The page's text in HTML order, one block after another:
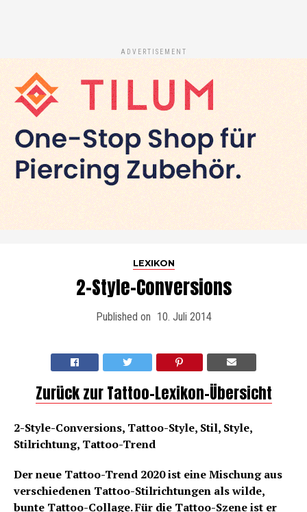
ADVERTISEMENT
LEXIKON
2-Style-Conversions
Published on 10. Juli 2014
Zurück zur Tattoo-Lexikon-Übersicht
2-Style-Conversions, Tattoo-Style, Stil, Style,
Stilrichtung, Tattoo-Trend
Der neue Tattoo-Trend 2020 ist eine Mischung aus
verschiedenen Tattoo-Stilrichtungen als wilde,
bunte Tattoo-Collage. Für die Tattoo-Szene ist er